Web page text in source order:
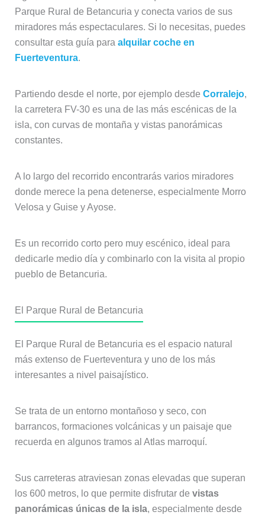
Parque Rural de Betancuria y conecta varios de sus
miradores más espectaculares. Si lo necesitas, puedes
consultar esta guía para alquilar coche en
Fuerteventura.
Partiendo desde el norte, por ejemplo desde Corralejo,
la carretera FV-30 es una de las más escénicas de la
isla, con curvas de montaña y vistas panorámicas
constantes.
A lo largo del recorrido encontrarás varios miradores
donde merece la pena detenerse, especialmente Morro
Velosa y Guise y Ayose.
Es un recorrido corto pero muy escénico, ideal para
dedicarle medio día y combinarlo con la visita al propio
pueblo de Betancuria.
El Parque Rural de Betancuria
El Parque Rural de Betancuria es el espacio natural
más extenso de Fuerteventura y uno de los más
interesantes a nivel paisajístico.
Se trata de un entorno montañoso y seco, con
barrancos, formaciones volcánicas y un paisaje que
recuerda en algunos tramos al Atlas marroquí.
Sus carreteras atraviesan zonas elevadas que superan
los 600 metros, lo que permite disfrutar de vistas
panorámicas únicas de la isla, especialmente desde